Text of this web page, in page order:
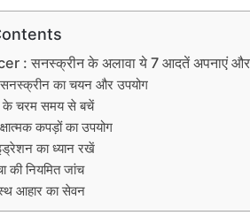
: सनस्क्रीन के अलावा ये 7 आदतें अपनाएं
सनस्क्रीन का चयन और उपयोग
के चरम समय से बचें
कपड़ों का उपयोग
का ध्यान रखें
की नियमित जांच
आहार का सेवन